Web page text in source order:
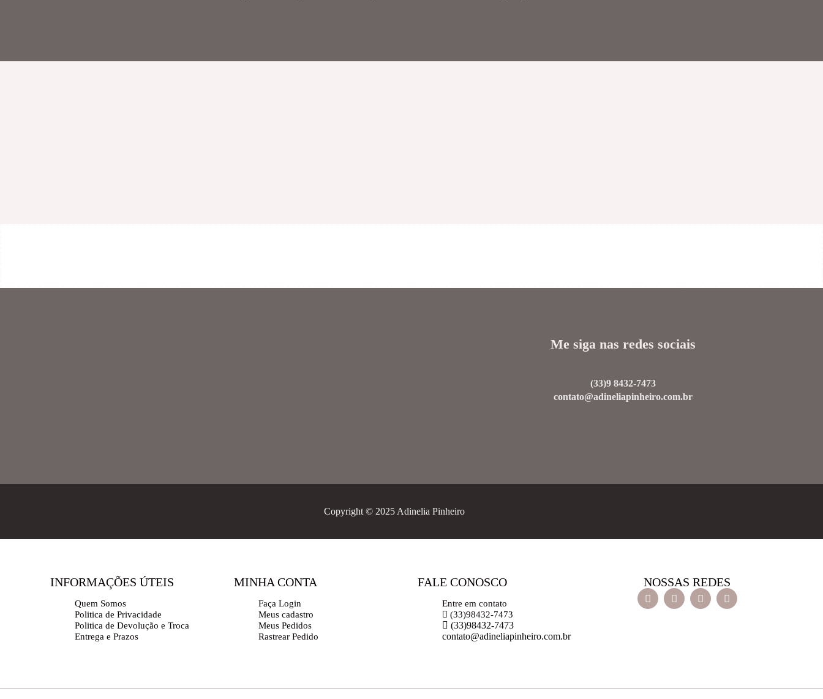
Me siga nas redes sociais
(33)9 8432-7473
contato@adineliapinheiro.com.br
Copyright © 2025 Adinelia Pinheiro
INFORMAÇÕES ÚTEIS
Quem Somos
Politica de Privacidade
Politica de Devolução e Troca
Entrega e Prazos
MINHA CONTA
Faça Login
Meus cadastro
Meus Pedidos
Rastrear Pedido
FALE CONOSCO
Entre em contato
(33)98432-7473
(33)98432-7473
contato@adineliapinheiro.com.br
NOSSAS REDES